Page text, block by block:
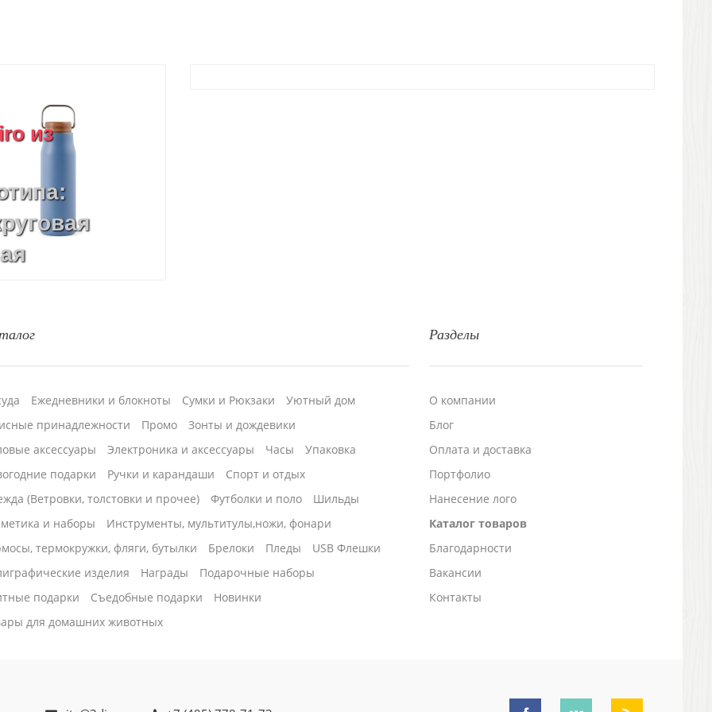
из
Разделы
О компании
Блог
Оплата и доставка
Портфолио
Нанесение лого
Каталог товаров
Благодарности
Вакансии
Контакты
Ежедневники и блокноты Сумки и Рюкзаки
Уютный дом
принадлежности
Промо
Зонты и дождевики
аксессуары
Электроника и аксессуары Часы
Упаковка
подарки
Ручки и карандаши
Спорт и отдых
(Ветровки, толстовки и прочее)
Футболки и поло
Шильды
и наборы
Инструменты, мультитулы,ножи, фонари
термокружки, фляги, бутылки
Брелоки Пледы
USB Флешки
изделия
Награды
Подарочные наборы
подарки
Cъедобные подарки
Новинки
для домашних животных